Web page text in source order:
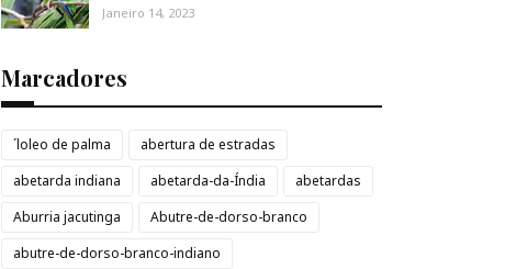
Janeiro 14, 2023
Marcadores
´loleo de palma
abertura de estradas
abetarda indiana
abetarda-da-Índia
abetardas
Aburria jacutinga
Abutre-de-dorso-branco
abutre-de-dorso-branco-indiano